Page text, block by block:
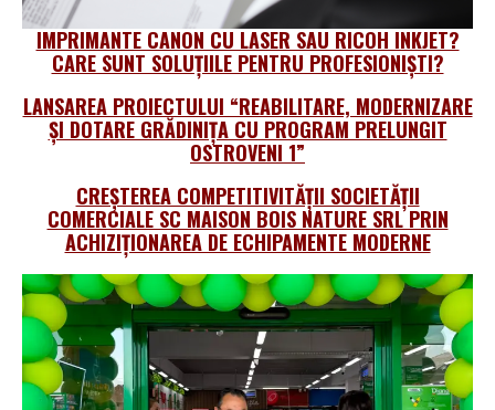
IMPRIMANTE CANON CU LASER SAU RICOH INKJET?
CARE SUNT SOLUȚIILE PENTRU PROFESIONIŞTI?
LANSAREA PROIECTULUI “REABILITARE, MODERNIZARE
ȘI DOTARE GRĂDINIȚA CU PROGRAM PRELUNGIT
OSTROVENI 1”
CREȘTEREA COMPETITIVITĂȚII SOCIETĂȚII
COMERCIALE SC MAISON BOIS NATURE SRL PRIN
ACHIZIȚIONAREA DE ECHIPAMENTE MODERNE